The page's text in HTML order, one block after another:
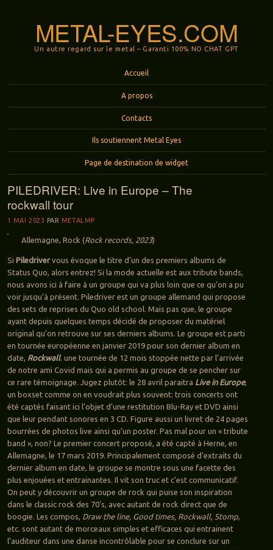
METAL-EYES.COM
Un autre regard sur le metal – Garanti 100% NO CHAT GPT
Accueil
A propos
Contacts
Ils soutiennent Metal Eyes
Page de destination de widget
PILEDRIVER: Live in Europe – The
rockwall tour
1 MAI 2023 PAR METALMP
Allemagne, Rock (Rock records, 2023)
Si Piledrivervous évoque le titre d’un des premiers albums de
Status Quo, alors entrez! Si la mode actuelle est aux tribute bands,
nous avons ici à faire à un groupe qui va plus loin que ce qu’on a pu
voir jusqu’à présent. Piledriver est un groupe allemand qui propose
des sets de reprises du Quo old school. Mais pas que, le groupe
ayant depuis quelques temps décidé de proposer du matériel
original qu’on retrouve sur ses derniers albums. Le groupe est parti
en tournée européenne en janvier 2019 pour son dernier album en
date, Rockwall. une tournée de 12 mois stoppée nette par l’arrivée
de notre ami Covid mais qui a permis au groupe de se pencher sur
ce rare témoignage. Jugez plutôt: le 28 avril paraitra Live in Europe,
un boxset comme on en voudrait plus souvent: trois concerts ont
été captés faisant ici l’objet d’une restitution Blu-Ray et DVD ainsi
que leur pendant sonores en 3 CD. Figure aussi un livret de 24 pages
bourrées de photos live ainsi qu’un poster. Pas mal pour un « tribute
band », non? Le premier concert proposé, a été capté à Herne, en
Allemagne, le 17 mars 2019. Principalement composé d’extraits du
dernier album en date, le groupe se montre sous une facette des
plus enjouées et entrainantes. Il vit son truc et c’est communicatif.
On peut y découvrir un groupe de rock qui puise son inspiration
dans le classic rock des 70’s, avec autant de rock direct que de
boogie. Les compos, Draw the line, Good times, Rockwall, Stomp,
etc. sont autant de morceaux simples et efficaces qui entrainent
l’auditeur dans une danse incontrôlable pour se conclure sur un